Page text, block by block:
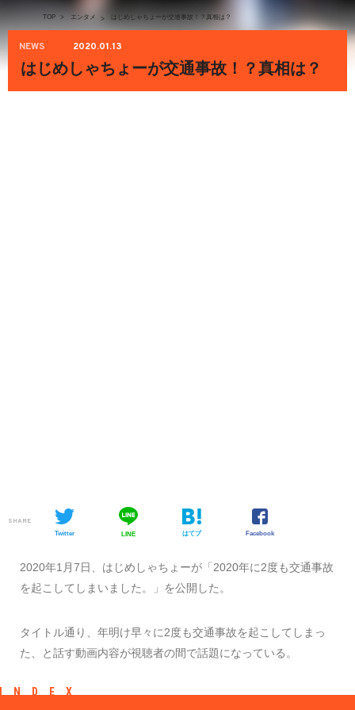
TOP > エンタメ > はじめしゃちょーが交通事故！？真相は？
NEWS 2020.01.13
はじめしゃちょーが交通事故！？真相は？
SHARE
Twitter LINE はてブ Facebook
2020年1月7日、はじめしゃちょーが「2020年に2度も交通事故
を起こしてしまいました。」を公開した。
タイトル通り、年明け早々に2度も交通事故を起こしてしまっ
た、と話す動画内容が視聴者の間で話題になっている。
INDEX